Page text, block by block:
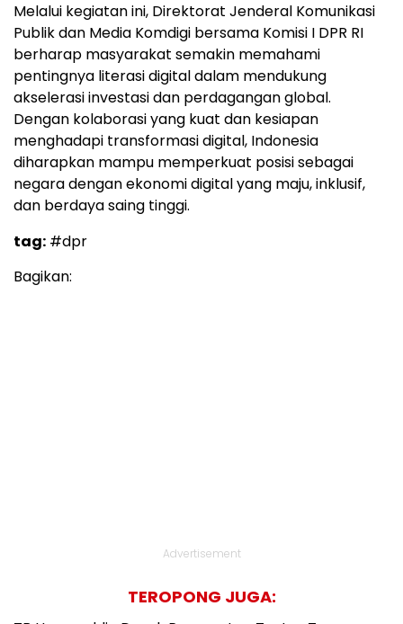
Melalui kegiatan ini, Direktorat Jenderal Komunikasi
Publik dan Media Komdigi bersama Komisi I DPR RI
berharap masyarakat semakin memahami
pentingnya literasi digital dalam mendukung
akselerasi investasi dan perdagangan global.
Dengan kolaborasi yang kuat dan kesiapan
menghadapi transformasi digital, Indonesia
diharapkan mampu memperkuat posisi sebagai
negara dengan ekonomi digital yang maju, inklusif,
dan berdaya saing tinggi.
tag: #dpr
Bagikan:
Advertisement
TEROPONG JUGA: